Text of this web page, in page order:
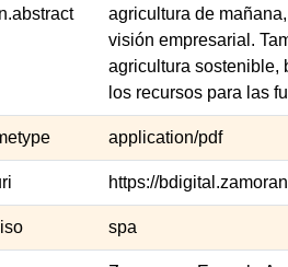
agricultura de
visión empresarial.
agricultura sostenible,
los recursos para las
application/pdf
https://
spa